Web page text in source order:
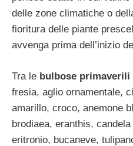
delle zone climatiche o
fioritura delle piante
avvenga prima dell’inizio
Tra le bulbose primaverili
fresia, aglio ornamentale,
amarillo, croco, anemone
brodiaea, eranthis,
eritronio, bucaneve,